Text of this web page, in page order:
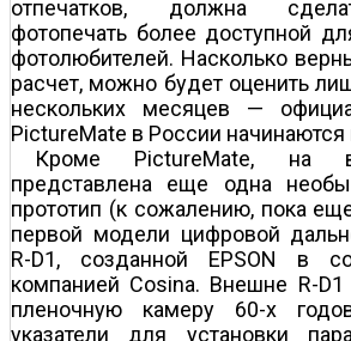
отпечатков, должна
фотопечать более доступной
фотолюбителей. Насколько
расчет, можно будет оценить
нескольких месяцев —
PictureMate в России начинаются
Кроме PictureMate, на
представлена еще одна
прототип (к сожалению, пока
первой модели цифровой
R-D1, созданной EPSON в
компанией Cosina. Внешне R-D1
пленочную камеру 60-х
указатели для установки